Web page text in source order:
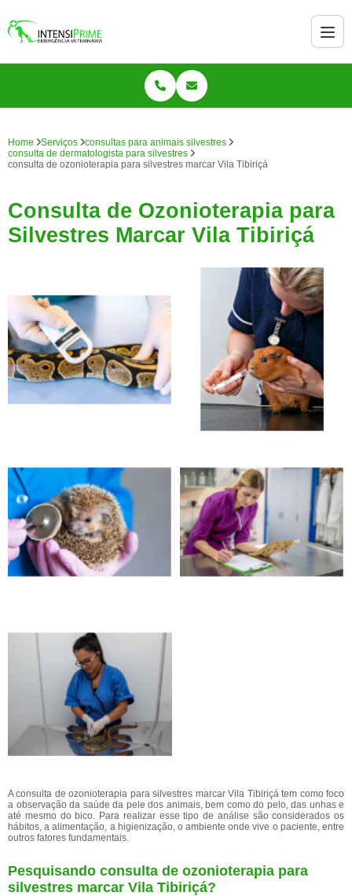
Home Serviços
consultas para animais silvestres
consulta de dermatologista para silvestres
consulta de ozonioterapia para silvestres marcar Vila Tibiriçá
Consulta de Ozonioterapia para
Silvestres Marcar Vila Tibiriçá
A consulta de ozonioterapia para silvestres marcar Vila Tibiriçá tem como foco
a observação da saúde da pele dos animais, bem como do pelo, das unhas e
até mesmo do bico. Para realizar esse tipo de análise são considerados os
hábitos, a alimentação, a higienização, o ambiente onde vive o paciente, entre
outros fatores fundamentais.
Pesquisando consulta de ozonioterapia para
silvestres marcar Vila Tibiriçá?